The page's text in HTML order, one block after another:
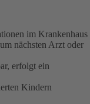
im Krankenhaus
nächsten Arzt oder
erfolgt ein
Kindern